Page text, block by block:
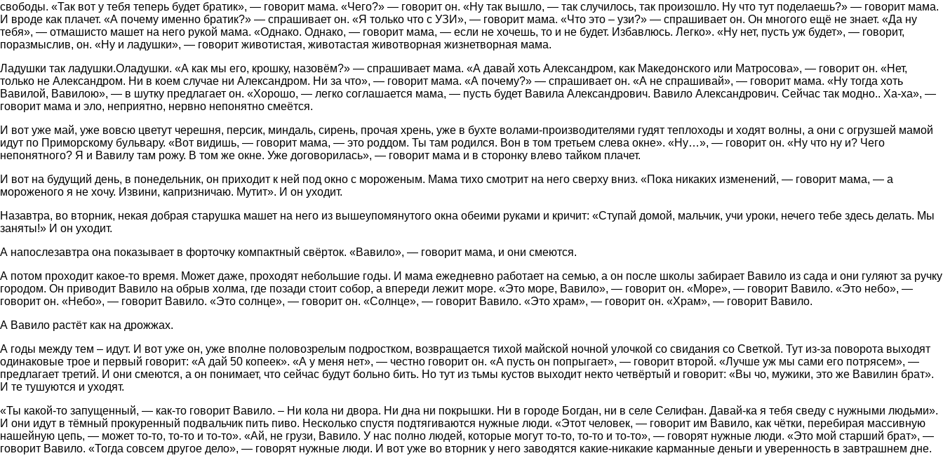
свободы. «Так вот у тебя теперь будет братик», — говорит мама. «Чего?» — говорит он. «Ну так вышло, — так случилось, так произошло. Ну что тут поделаешь?» — говорит мама.
И вроде как плачет. «А почему именно братик?» — спрашивает он. «Я только что с УЗИ», — говорит мама. «Что это – узи?» — спрашивает он. Он многого ещё не знает. «Да ну
тебя», — отмашисто машет на него рукой мама. «Однако. Однако, — говорит мама, — если не хочешь, то и не будет. Избавлюсь. Легко». «Ну нет, пусть уж будет», — говорит,
поразмыслив, он. «Ну и ладушки», — говорит животистая, животастая животворная жизнетворная мама.
Ладушки так ладушки.Оладушки. «А как мы его, крошку, назовём?» — спрашивает мама. «А давай хоть Александром, как Македонского или Матросова», — говорит он. «Нет,
только не Александром. Ни в коем случае ни Александром. Ни за что», — говорит мама. «А почему?» — спрашивает он. «А не спрашивай», — говорит мама. «Ну тогда хоть
Вавилой, Вавилою», — в шутку предлагает он. «Хорошо, — легко соглашается мама, — пусть будет Вавила Александрович. Вавило Александрович. Сейчас так модно.. Ха-ха», —
говорит мама и эло, неприятно, нервно непонятно смеётся.
И вот уже май, уже вовсю цветут черешня, персик, миндаль, сирень, прочая хрень, уже в бухте волами-производителями гудят теплоходы и ходят волны, а они с огрузшей мамой
идут по Приморскому бульвару. «Вот видишь, — говорит мама, — это роддом. Ты там родился. Вон в том третьем слева окне». «Ну…», — говорит он. «Ну что ну и? Чего
непонятного? Я и Вавилу там рожу. В том же окне. Уже договорилась», — говорит мама и в сторонку влево тайком плачет.
И вот на будущий день, в понедельник, он приходит к ней под окно с мороженым. Мама тихо смотрит на него сверху вниз. «Пока никаких изменений, — говорит мама, — а
мороженого я не хочу. Извини, капризничаю. Мутит». И он уходит.
Назавтра, во вторник, некая добрая старушка машет на него из вышеупомянутого окна обеими руками и кричит: «Ступай домой, мальчик, учи уроки, нечего тебе здесь делать. Мы
заняты!» И он уходит.
А напослезавтра она показывает в форточку компактный свёрток. «Вавило», — говорит мама, и они смеются.
А потом проходит какое-то время. Может даже, проходят небольшие годы. И мама ежедневно работает на семью, а он после школы забирает Вавило из сада и они гуляют за ручку
городом. Он приводит Вавило на обрыв холма, где позади стоит собор, а впереди лежит море. «Это море, Вавило», — говорит он. «Море», — говорит Вавило. «Это небо», —
говорит он. «Небо», — говорит Вавило. «Это солнце», — говорит он. «Солнце», — говорит Вавило. «Это храм», — говорит он. «Храм», — говорит Вавило.
А Вавило растёт как на дрожжах.
А годы между тем – идут. И вот уже он, уже вполне половозрелым подростком, возвращается тихой майской ночной улочкой со свидания со Светкой. Тут из-за поворота выходят
одинаковые трое и первый говорит: «А дай 50 копеек». «А у меня нет», — честно говорит он. «А пусть он попрыгает», — говорит второй. «Лучше уж мы сами его потрясем», —
предлагает третий. И они смеются, а он понимает, что сейчас будут больно бить. Но тут из тьмы кустов выходит некто четвёртый и говорит: «Вы чо, мужики, это же Вавилин брат».
И те тушуются и уходят.
«Ты какой-то запущенный, — как-то говорит Вавило. – Ни кола ни двора. Ни дна ни покрышки. Ни в городе Богдан, ни в селе Селифан. Давай-ка я тебя сведу с нужными людьми».
И они идут в тёмный прокуренный подвальчик пить пиво. Несколько спустя подтягиваются нужные люди. «Этот человек, — говорит им Вавило, как чётки, перебирая массивную
нашейную цепь, — может то-то, то-то и то-то». «Ай, не грузи, Вавило. У нас полно людей, которые могут то-то, то-то и то-то», — говорят нужные люди. «Это мой старший брат», —
говорит Вавило. «Тогда совсем другое дело», — говорят нужные люди. И вот уже во вторник у него заводятся какие-никакие карманные деньги и уверенность в завтрашнем дне.